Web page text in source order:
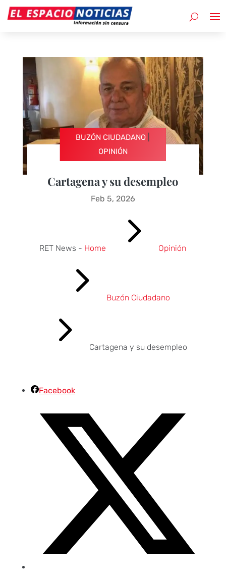
BUZÓN CIUDADANO
OPINIÓN
Cartagena y su desempleo
Feb 5, 2026
RET News - Home 5 Opinión
5 Buzón Ciudadano
5 Cartagena y su desempleo
Facebook